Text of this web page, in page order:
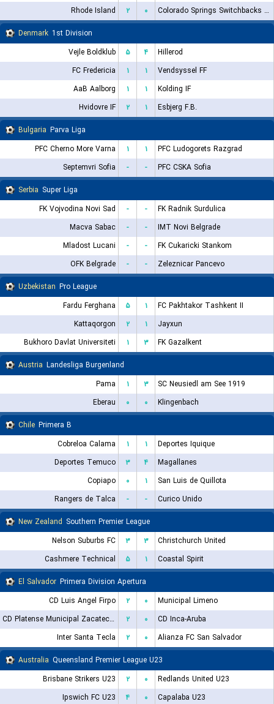
Rhode Island ۲ ۰
Colorado Springs Switchbacks FC
Denmark 1st Division
Vejle Boldklub
۵ ۴
Hillerod
FC Fredericia
۱ ۱
Vendsyssel FF
AaB Aalborg
۱ ۱
Kolding IF
Hvidovre IF
۲ ۱
Esbjerg F.B.
Bulgaria Parva Liga
PFC Cherno More Varna
۱ ۱
PFC Ludogorets Razgrad
Septemvri Sofia
- -
PFC CSKA Sofia
Serbia Super Liga
FK Vojvodina Novi Sad
- -
FK Radnik Surdulica
Macva Sabac
- -
IMT Novi Belgrade
Mladost Lucani
- -
FK Cukaricki Stankom
OFK Belgrade
- -
Zeleznicar Pancevo
Uzbekistan Pro League
Fardu Ferghana
۵ ۱
FC Pakhtakor Tashkent II
Kattaqorgon
۲ ۱
Jayxun
Bukhoro Davlat Universiteti
۱ ۳
FK Gazalkent
Austria Landesliga Burgenland
Pama
۱ ۳
SC Neusiedl am See 1919
Eberau
۰ ۰
Klingenbach
Chile Primera B
Cobreloa Calama
۱ ۱
Deportes Iquique
Deportes Temuco
۳ ۴
Magallanes
Copiapo
۰ ۱
San Luis de Quillota
Rangers de Talca
- -
Curico Unido
New Zealand Southern Premier League
Nelson Suburbs FC
۳ ۳
Christchurch United
Cashmere Technical
۵ ۱
Coastal Spirit
El Salvador Primera Division Apertura
CD Luis Angel Firpo
۲ ۰
Municipal Limeno
CD Platense Municipal Zacatecoluca
۲ ۰
CD Inca-Aruba
Inter Santa Tecla
۲ ۰
Alianza FC San Salvador
Australia Queensland Premier League U23
Brisbane Strikers U23
۲ ۰
Redlands United U23
Ipswich FC U23
۴ ۰
Capalaba U23